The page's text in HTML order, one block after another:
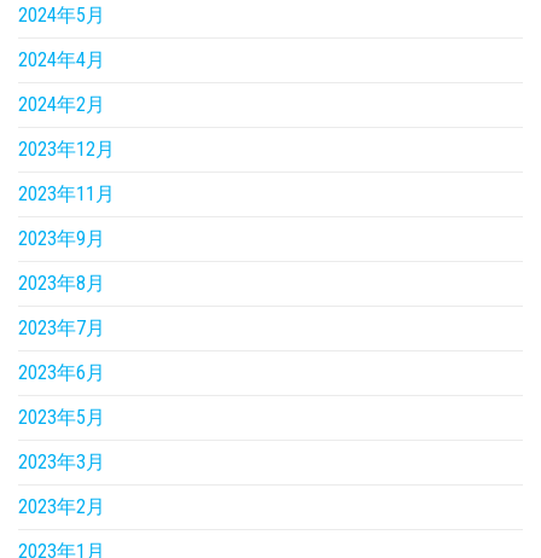
2024年5月
2024年4月
2024年2月
2023年12月
2023年11月
2023年9月
2023年8月
2023年7月
2023年6月
2023年5月
2023年3月
2023年2月
2023年1月